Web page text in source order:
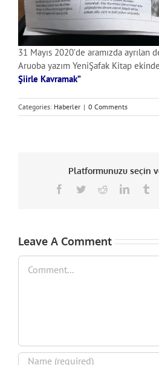
31 Mayıs 2020’de aramızda ayrılan
Aruoba yazım YeniŞafak Kitap
Şiirle Kavramak”
Categories: Haberler | 0 Comments
Platformunuzu seçin
Facebook
TwitterRedditLinkedIn
Leave A Comment
Comment